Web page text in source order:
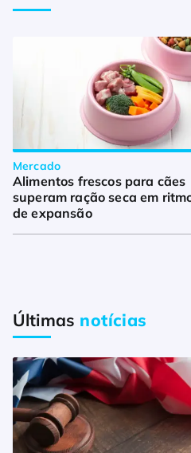
Mercado
Alimentos frescos para cães
superam ração seca em
de expansão
Últimas notícias